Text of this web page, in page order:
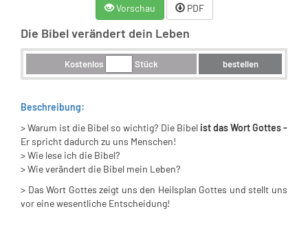
Vorschau PDF
Die Bibel verändert dein Leben
Kostenlos Stück bestellen
Beschreibung:
> Warum ist die Bibel so wichtig? Die Bibel ist das Wort Gottes -
Er spricht dadurch zu uns Menschen!
> Wie lese ich die Bibel?
> Wie verändert die Bibel mein Leben?
> Das Wort Gottes zeigt uns den Heilsplan Gottes und stellt uns
vor eine wesentliche Entscheidung!